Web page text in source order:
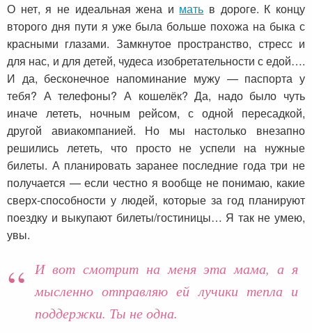
О нет, я не идеальная жена и мать в дороге. К концу
второго дня пути я уже была больше похожа на быка с
красными глазами. Замкнутое пространство, стресс и
для нас, и для детей, чудеса изобретательности с едой….
И да, бесконечное напоминание мужу — паспорта у
тебя? А телефоны? А кошелёк? Да, надо было чуть
иначе лететь, ночным рейсом, с одной пересадкой,
другой авиакомпанией. Но мы настолько внезапно
решились лететь, что просто не успели на нужные
билеты. А планировать заранее последние года три не
получается — если честно я вообще не понимаю, какие
сверх-способности у людей, которые за год планируют
поездку и выкупают билеты/гостиницы… Я так не умею,
увы.
И вот смотрит на меня эта мама, а я
мысленно отправляю ей лучики тепла и
поддержки. Ты не одна.